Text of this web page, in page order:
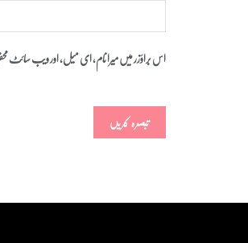
اس براؤزر میں میرا نام، ای میل، اور ویب